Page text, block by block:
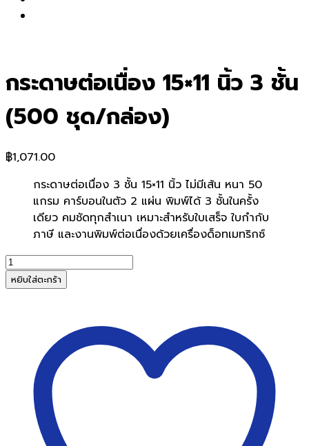
กระดาษต่อเนื่อง 15×11 นิ้ว 3 ชั้น
(500 ชุด/กล่อง)
฿1,071.00
กระดาษต่อเนื่อง 3 ชั้น 15×11 นิ้ว ไม่มีเส้น หนา 50
แกรม คาร์บอนในตัว 2 แผ่น พิมพ์ได้ 3 ชั้นในครั้ง
เดียว คมชัดทุกสำเนา เหมาะสำหรับใบเสร็จ ใบกำกับ
ภาษี และงานพิมพ์ต่อเนื่องด้วยเครื่องด็อทเมทริกซ์
จำนวน
กระดาษ
ต่อ
หยิบใส่ตะกร้า